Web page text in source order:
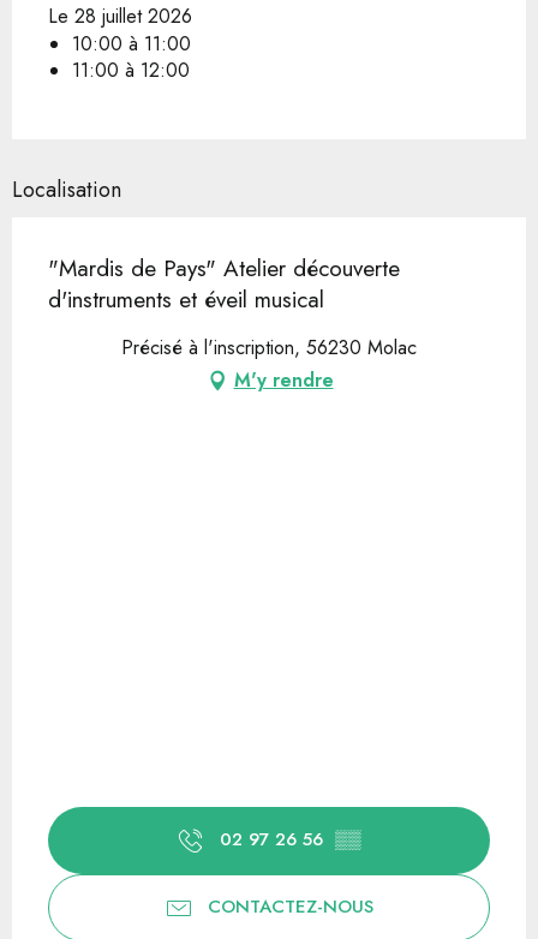
Le 28 juillet 2026
10:00 à 11:00
11:00 à 12:00
Localisation
"Mardis de Pays" Atelier découverte
d'instruments et éveil musical
Précisé à l'inscription, 56230 Molac
M'y rendre
02 97 26 56 ▒▒
CONTACTEZ-NOUS